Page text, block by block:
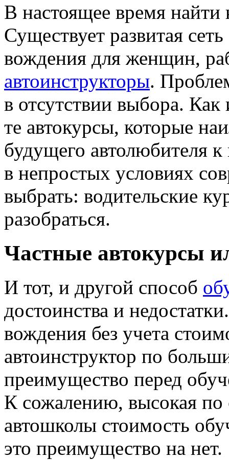
В настоящее время
Существует развитая
вождения для женщин,
автоинструкторы.
в отсутствии выбора.
те автокурсы, которые
будущего автолюбителя
в непростых условиях
выбрать: водительские
разобраться.
Частные автокурсы
И тот, и другой способ
достоинства и
вождения без учета
автоинструктор по
преимущество перед
К сожалению, высокая по
автошколы стоимость
это преимущество на нет.